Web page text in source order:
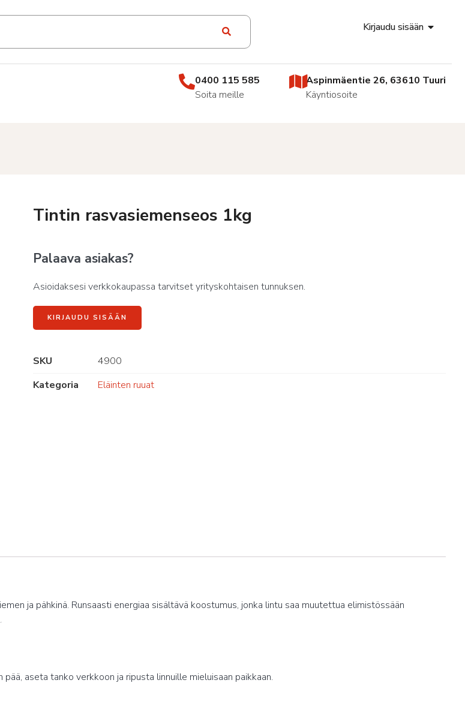
Kirjaudu sisään
0400 115 585
Soita meille
Aspinmäentie 26, 63610 Tuuri
Käyntiosoite
Tintin rasvasiemenseos 1kg
Palaava asiakas?
Asioidaksesi verkkokaupassa tarvitset yrityskohtaisen tunnuksen.
KIRJAUDU SISÄÄN
SKU
4900
Kategoria
Eläinten ruuat
ja pähkinä. Runsaasti energiaa sisältävä koostumus, jonka lintu saa muutettua elimistössään
aseta tanko verkkoon ja ripusta linnuille mieluisaan paikkaan.